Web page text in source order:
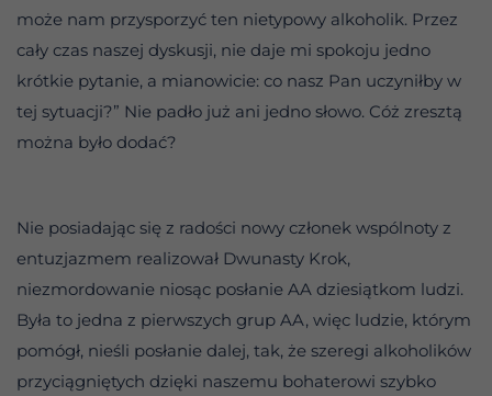
może nam przysporzyć ten nietypowy alkoholik. Przez
cały czas naszej dyskusji, nie daje mi spokoju jedno
krótkie pytanie, a mianowicie: co nasz Pan uczyniłby w
tej sytuacji?” Nie padło już ani jedno słowo. Cóż zresztą
można było dodać?
Nie posiadając się z radości nowy członek wspólnoty z
entuzjazmem realizował Dwunasty Krok,
niezmordowanie niosąc posłanie AA dziesiątkom ludzi.
Była to jedna z pierwszych grup AA, więc ludzie, którym
pomógł, nieśli posłanie dalej, tak, że szeregi alkoholików
przyciągniętych dzięki naszemu bohaterowi szybko